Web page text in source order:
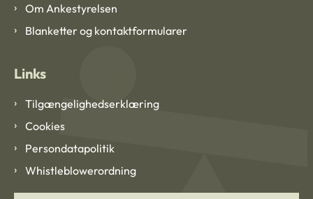
Om Ankestyrelsen
Blanketter og kontaktformularer
Links
Tilgængelighedserklæring
Cookies
Persondatapolitik
Whistleblowerordning